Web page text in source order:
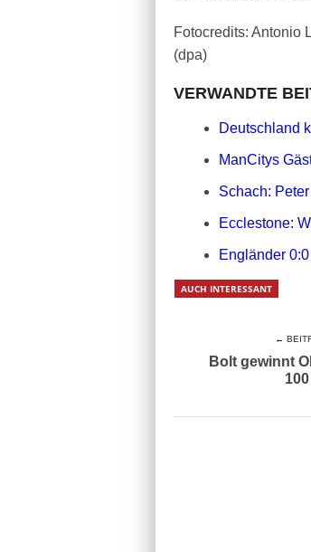
Fotocredits: Antonio
(dpa)
VERWANDTE
Deutschland
ManCitys
Schach:
Ecclestone:
Engländer
AUCH INTERESSANT
←
Bolt gewinnt